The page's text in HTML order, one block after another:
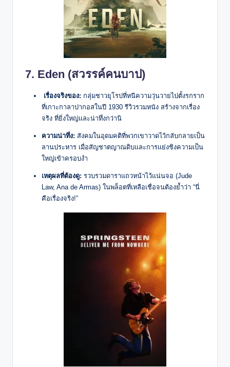
7. Eden (สวรรค์คนบาป)
เรื่องจริงของ: กลุ่มชาวยุโรปที่หนีความวุ่นวายไปตั้งรกราก
ที่เกาะกาลาปากอสในปี 1930 รีวิวรวมหนัง สร้างจากเรื่อง
จริง ที่ยิ่งใหญ่และน่าทึ่งกว่านิ
ความน่าทึ่ง: สังคมในอุดมคติที่พวกเขาวาดไว้กลับกลายเป็น
ลานประหาร เมื่อสัญชาตญาณดิบและการแย่งชิงความเป็น
ใหญ่เข้าครอบงำ
เหตุผลที่ต้องดู: รวบรวมดาราแถวหน้าไว้แน่นจอ (Jude
Law, Ana de Armas) ในพล็อตที่เหลือเชื่อจนต้องย้ำว่า “นี่
คือเรื่องจริง!”